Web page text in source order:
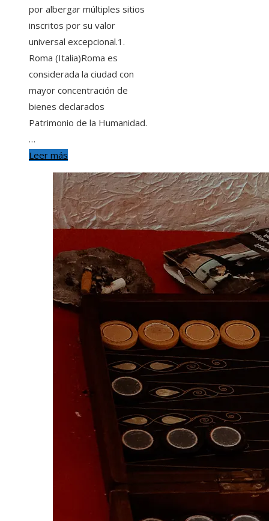
por albergar múltiples sitios
inscritos por su valor
universal excepcional.1.
Roma (Italia)Roma es
considerada la ciudad con
mayor concentración de
bienes declarados
Patrimonio de la Humanidad.
…
Leer más